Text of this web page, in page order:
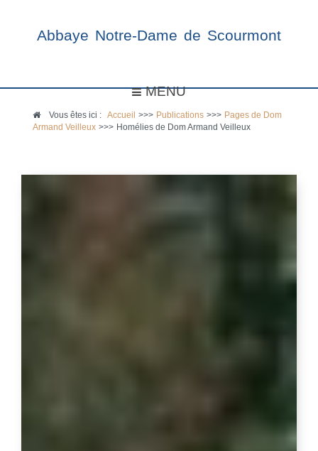
Abbaye Notre-Dame de Scourmont
MENU
Vous êtes ici :Accueil >>> Publications >>> Pages de Dom
Armand Veilleux >>> Homélies de Dom Armand Veilleux